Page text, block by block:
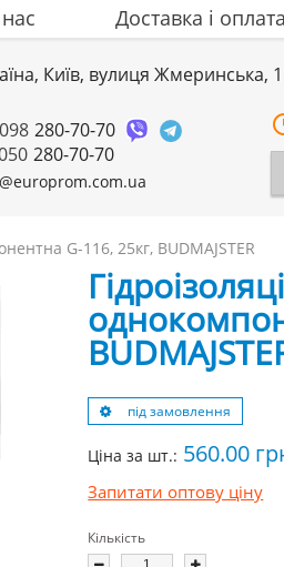
Доставка i оплата
Київ, вулиця Жмеринська, 1
280-70-70
280-70-70
G-116, 25кг, BUDMAJSTER
під замовлення
Ціна за шт.: 560.00
Запитати оптову ціну
Кількість